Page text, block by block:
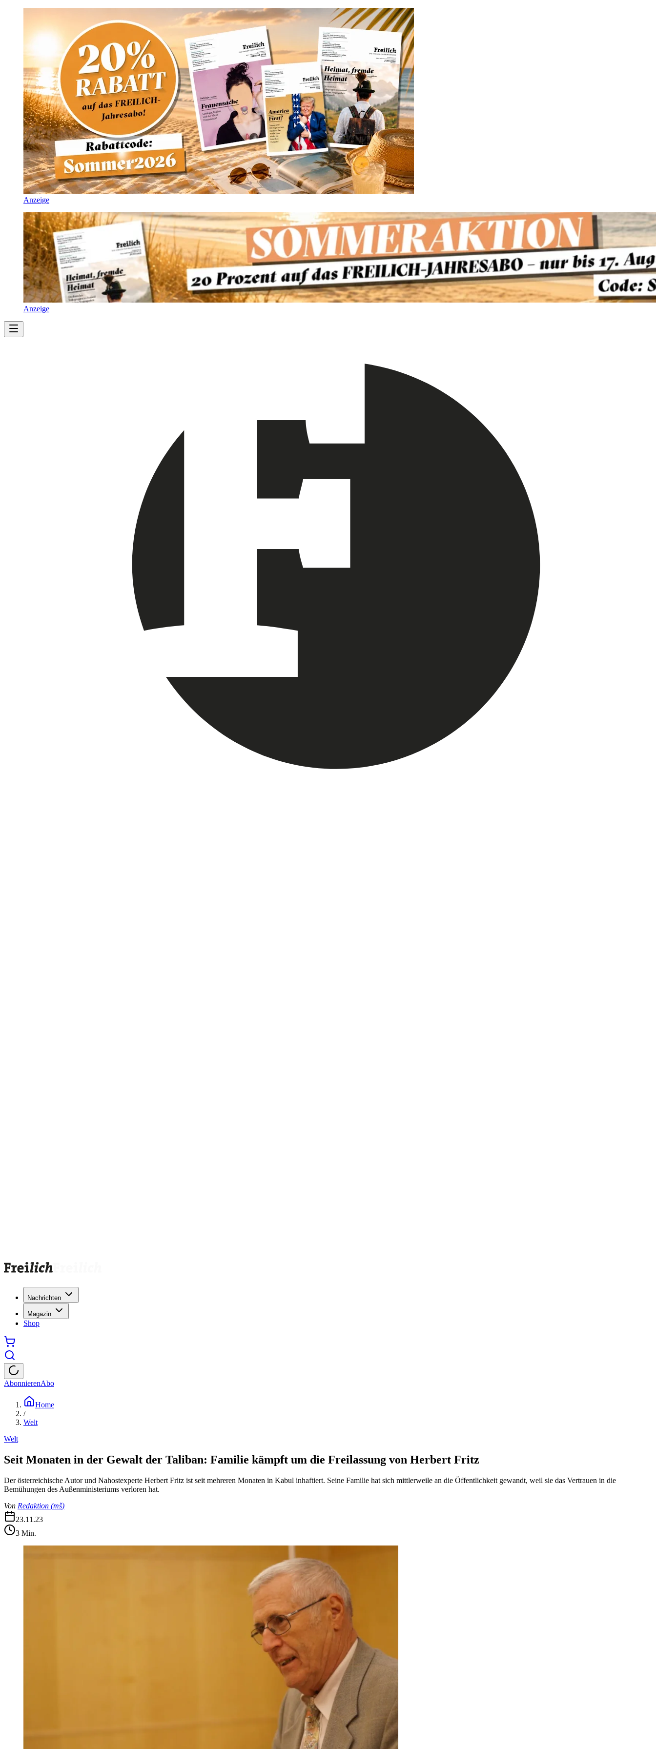
Anzeige
Anzeige
Nachrichten
Magazin
Shop
AbonnierenAbo
Home
/
Welt
Welt
Seit Monaten in der Gewalt der Taliban: Familie kämpft um die Freilassung von Herbert Fritz
Der österreichische Autor und Nahostexperte Herbert Fritz ist seit mehreren Monaten in Kabul inhaftiert. Seine Familie hat sich mittlerweile an die Öffentlichkeit gewandt, weil sie das Vertrauen in die
Bemühungen des Außenministeriums verloren hat.
Von Redaktion (mš)
23.11.23
3 Min.